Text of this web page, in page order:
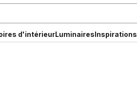
d'intérieurLuminairesInspirations